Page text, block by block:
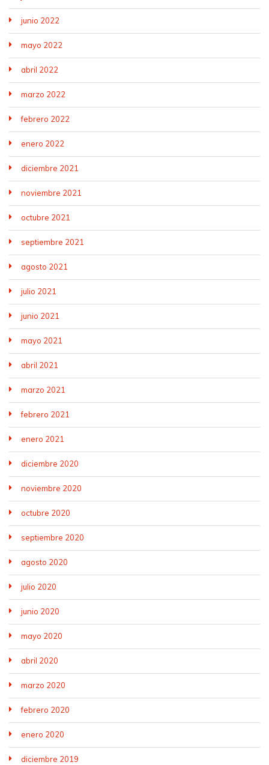
junio 2022
mayo 2022
abril 2022
marzo 2022
febrero 2022
enero 2022
diciembre 2021
noviembre 2021
octubre 2021
septiembre 2021
agosto 2021
julio 2021
junio 2021
mayo 2021
abril 2021
marzo 2021
febrero 2021
enero 2021
diciembre 2020
noviembre 2020
octubre 2020
septiembre 2020
agosto 2020
julio 2020
junio 2020
mayo 2020
abril 2020
marzo 2020
febrero 2020
enero 2020
diciembre 2019